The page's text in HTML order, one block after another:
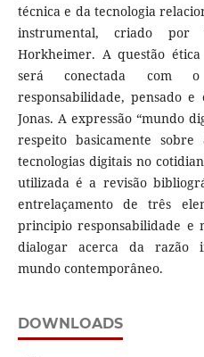
técnica e da tecnologia
instrumental, criado
Horkheimer. A questão
será conectada com
responsabilidade, pensado
Jonas. A expressão “mundo
respeito basicamente
tecnologias digitais no
utilizada é a revisão
entrelaçamento de três
principio responsabilidade e
dialogar acerca da razão
mundo contemporâneo.
DOWNLOADS